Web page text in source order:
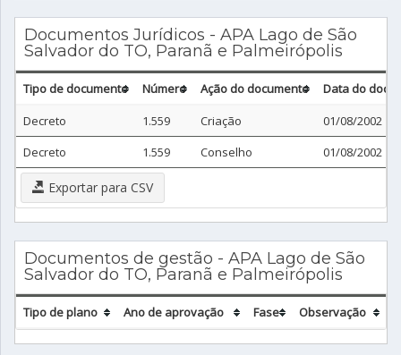
Documentos Jurídicos - APA Lago de São
Salvador do TO, Paranã e Palmeirópolis
Tipo de documento Número Ação do documento
Data do
Decreto
1.559 Criação
01/08/2002
Decreto
1.559 Conselho 01/08/2002
Exportar para CSV
Documentos de gestão - APA Lago de São
Salvador do TO, Paranã e Palmeirópolis
Tipo de plano Ano de aprovação Fase Observação